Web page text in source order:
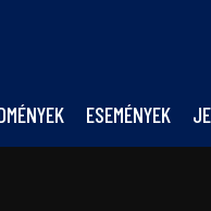
ESEMÉNYEK